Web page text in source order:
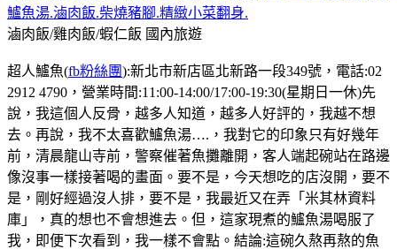
鱸魚湯.滷肉飯.柴燒豬腳.精緻小菜翻身.
滷肉飯/雞肉飯/蝦仁飯 國內旅遊
超人鱸魚(fb粉絲團):新北市新店區北新路一段349號，電話:02
2912 4790，營業時間:11:00-14:00/17:00-19:30(星期日一休)先
說，我這個人反骨，越多人知道，越多人好評的，我越不想
去。再說，我不太喜歡鱸魚湯….，我對它的印象只有好幾年
前，清晨龍山寺前，警察催著魚攤離開，客人端起碗站在路邊
像沒事一樣接著喝的畫面。要不是，今天想吃的店沒開，要不
是，剛好經過沒人排，要不是，我最近又在弄「米其林資料
庫」，真的想也不會想進去。但，這家現煮的鱸魚湯喝服了
我，即便下次看到，我一樣不會點。結論:這碗久熬再熬的魚